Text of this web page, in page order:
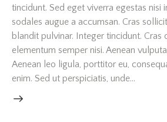
tincidunt. Sed eget viverra egestas nisi
sodales augue a accumsan. Cras
blandit pulvinar. Integer tincidunt. Cras
elementum semper nisi. Aenean
Aenean leo ligula, porttitor eu,
enim. Sed ut perspiciatis, unde…